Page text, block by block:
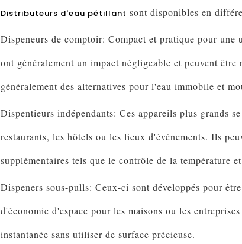
Distributeurs d'eau pétillant sont disponibles en
Dispeneurs de comptoir: Compact et pratique pour
ont généralement un impact négligeable et peuvent
généralement des alternatives pour l'eau immobile et
Dispentieurs indépendants: Ces appareils plus grands
restaurants, les hôtels ou les lieux d'événements. Ils
supplémentaires tels que le contrôle de la température
Dispeners sous-pulls: Ceux-ci sont développés pour
d'économie d'espace pour les maisons ou les
instantanée sans utiliser de surface précieuse.